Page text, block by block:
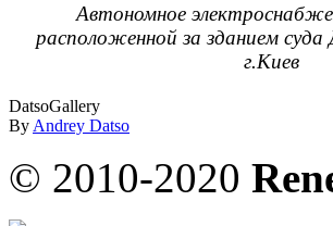
Автономное
расположенной за зданием суда
г.Киев
DatsoGallery
By Andrey Datso
© 2010-2020